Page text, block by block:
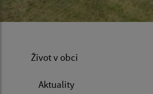
Život v obci
Aktuality